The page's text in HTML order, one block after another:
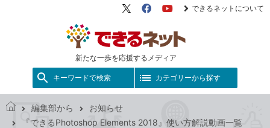
新たな一歩を応援するメディア
X（旧
FacebookYouTube
できるネットについて
キーワードで検索 カテゴリーから探す
編集部から
お知らせ
『できるPhotoshop Elements 2018』使い方解説動画一覧